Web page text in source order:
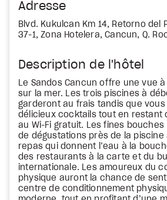
Adresse
Blvd. Kukulcan Km 14, Retorno del
37-1, Zona Hotelera, Cancun, Q.
Description de l'hôtel
Le Sandos Cancun offre une vue
sur la mer. Les trois piscines à
garderont au frais tandis que vous
délicieux cocktails tout en restant
au Wi-Fi gratuit. Les fines
de dégustations près de la piscine
repas qui donnent l’eau à la
des restaurants à la carte et du
internationale. Les amoureux du
physique auront la chance de
centre de conditionnement